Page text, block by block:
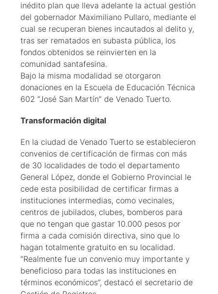
inédito plan que lleva adelante la actual gestión
del gobernador Maximiliano Pullaro, mediante el
cual se recuperan bienes incautados al delito y,
tras ser rematados en subasta pública, los
fondos obtenidos se reinvierten en la
comunidad santafesina.
Bajo la misma modalidad se otorgaron
donaciones en la Escuela de Educación Técnica
602 “José San Martín” de Venado Tuerto.
Transformación digital
En la ciudad de Venado Tuerto se establecieron
convenios de certificación de firmas con más
de 30 localidades de todo el departamento
General López, donde el Gobierno Provincial le
cede esta posibilidad de certificar firmas a
instituciones intermedias, como vecinales,
centros de jubilados, clubes, bomberos para
que no tengan que gastar 10.000 pesos por
firma a cada comisión directiva, sino que lo
hagan totalmente gratuito en su localidad.
“Realmente fue un convenio muy importante y
beneficioso para todas las instituciones en
términos económicos”, destacó el secretario de